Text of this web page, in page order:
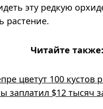
эту редкую
растение.
Читайте также:
цветут 100 кустов
$12 тысяч